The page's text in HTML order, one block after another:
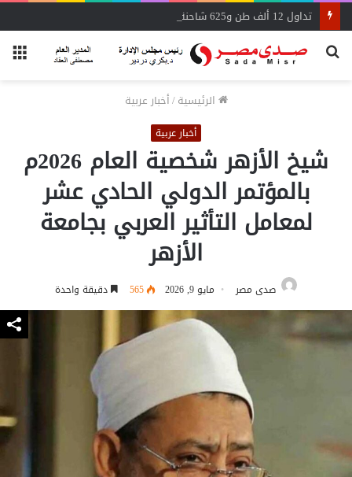
بحث
الرئيسية/أخبار عربية
أخبار عربية
شيخ الأزهر شخصية العام 2026م
بالمؤتمر الدولي الحادي عشر
لمعامل التأثير العربي بجامعة
الأزهر
صدى مصر مايو 9, 2026 565 دقيقة واحدة